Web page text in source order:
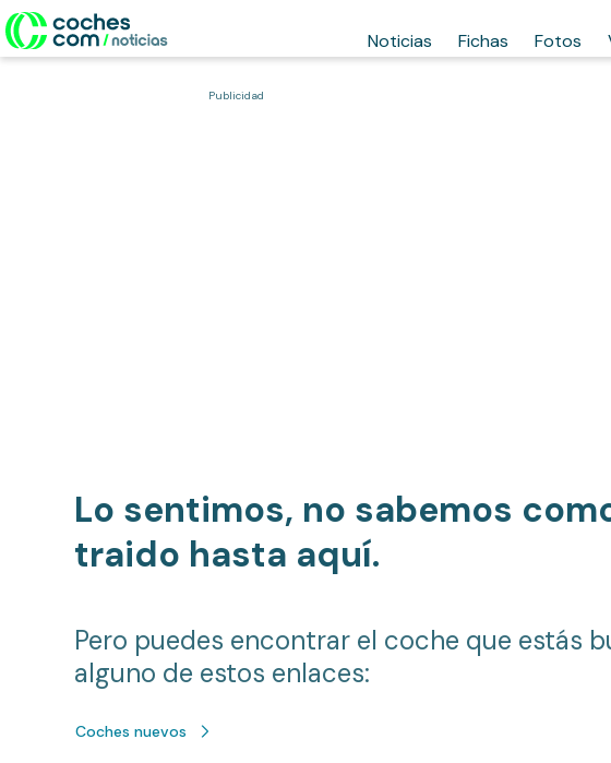
Noticias Fichas Fotos
Publicidad
Lo sentimos, no sabemos
traido hasta aquí.
Pero puedes encontrar el coche que estás
alguno de estos enlaces:
Coches nuevos